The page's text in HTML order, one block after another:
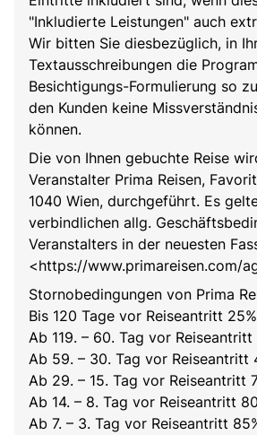
"Inkludierte Leistungen" auch
Wir bitten Sie diesbezüglich, in
Textausschreibungen die
Besichtigungs-Formulierung so
den Kunden keine
können.
Die von Ihnen gebuchte Reise
Veranstalter Prima Reisen,
1040 Wien, durchgeführt. Es
verbindlichen allg.
Veranstalters in der neuesten
<https://www.primareisen.com/
Stornobedingungen von Prima
Bis 120 Tage vor Reiseantritt 25%
Ab 119. – 60. Tag vor Reiseantritt
Ab 59. – 30. Tag vor Reiseantritt
Ab 29. – 15. Tag vor Reiseantritt
Ab 14. – 8. Tag vor Reiseantritt
Ab 7. – 3. Tag vor Reiseantritt